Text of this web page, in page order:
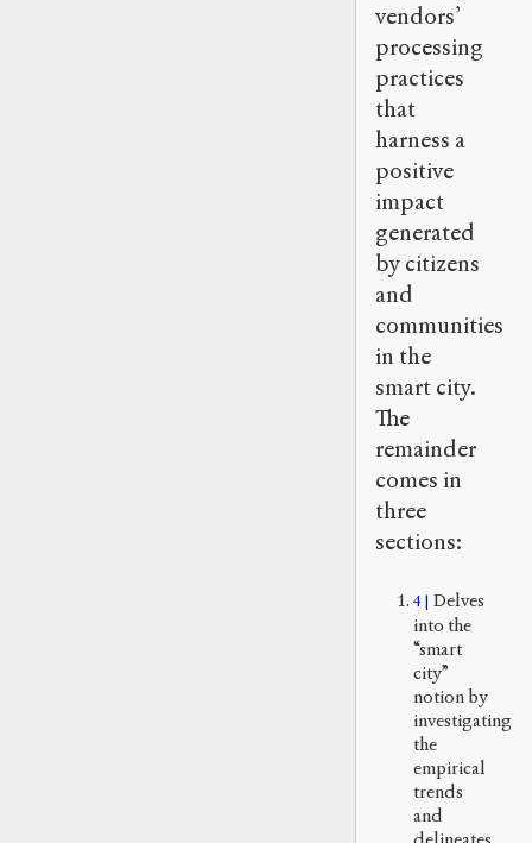
vendors’
processing
practices
that
harness a
positive
impact
generated
by citizens
and
communities
in the
smart city.
The
remainder
comes in
three
sections:
4
Delves
into the
“smart
city”
notion by
investigating
the
empirical
trends
and